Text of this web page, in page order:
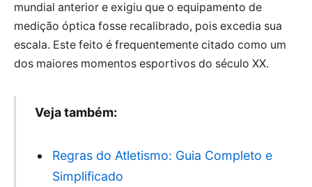
mundial anterior e exigiu que o equipamento de
medição óptica fosse recalibrado, pois excedia sua
escala. Este feito é frequentemente citado como um
dos maiores momentos esportivos do século XX.
Veja também:
Regras do Atletismo: Guia Completo e
Simplificado